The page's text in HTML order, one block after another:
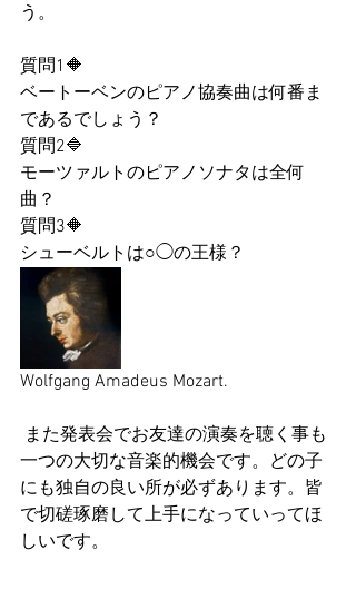
う。
質問1🔶️
ベートーベンのピアノ協奏曲は何番ま
であるでしょう？
質問2🔷️
モーツァルトのピアノソナタは全何
曲？
質問3🔶️
シューベルトは○◯の王様？
Wolfgang Amadeus Mozart.
一つの大切な音楽的機会です。どの子
にも独自の良い所が必ずあります。皆
で切磋琢磨して上手になっていってほ
しいです。